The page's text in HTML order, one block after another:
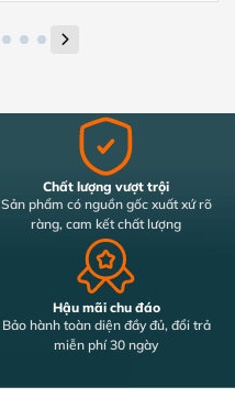
Chất lượng vượt trội
Sản phẩm có nguồn gốc xuất xứ rõ
ràng, cam kết chất lượng
Hậu mãi chu đáo
Bảo hành toàn diện đầy đủ, đổi trả
miễn phí 30 ngày